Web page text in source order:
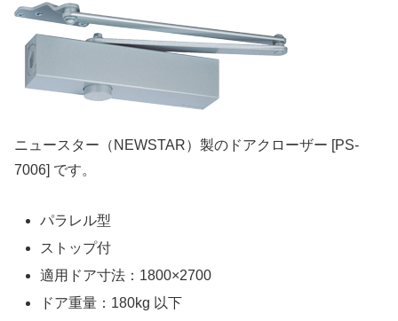
ニュースター（NEWSTAR）製のドアクローザー [PS-
7006] です。
パラレル型
ストップ付
適用ドア寸法：1800×2700
ドア重量：180kg 以下